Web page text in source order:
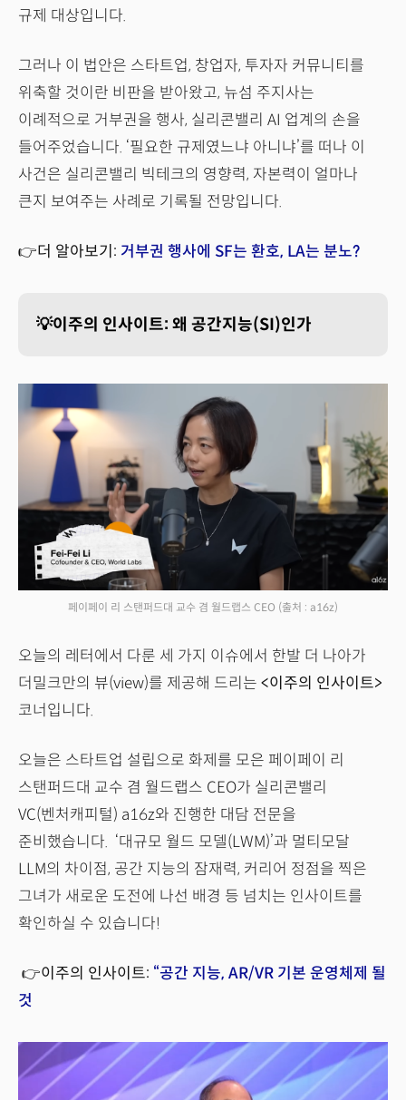
규제 대상입니다.
그러나 이 법안은 스타트업, 창업자, 투자자 커뮤니티를
위축할 것이란 비판을 받아왔고, 뉴섬 주지사는
이례적으로 거부권을 행사, 실리콘밸리 AI 업계의 손을
들어주었습니다. ‘필요한 규제였느냐 아니냐’를 떠나 이
사건은 실리콘밸리 빅테크의 영향력, 자본력이 얼마나
큰지 보여주는 사례로 기록될 전망입니다.
👉더 알아보기: 거부권 행사에 SF는 환호, LA는 분노?
💡이주의 인사이트: 왜 공간지능(SI)인가
페이페이 리 스탠퍼드대 교수 겸 월드랩스 CEO (출처 : a16z)
오늘의 레터에서 다룬 세 가지 이슈에서 한발 더 나아가
더밀크만의 뷰(view)를 제공해 드리는 <이주의 인사이트>
코너입니다.
오늘은 스타트업 설립으로 화제를 모은 페이페이 리
스탠퍼드대 교수 겸 월드랩스 CEO가 실리콘밸리
VC(벤처캐피털) a16z와 진행한 대담 전문을
준비했습니다. ‘대규모 월드 모델(LWM)’과 멀티모달
LLM의 차이점, 공간 지능의 잠재력, 커리어 정점을 찍은
그녀가 새로운 도전에 나선 배경 등 넘치는 인사이트를
확인하실 수 있습니다!
👉이주의 인사이트: “공간 지능, AR/VR 기본 운영체제 될
것